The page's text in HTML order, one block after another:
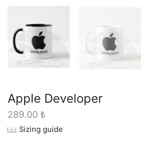
Apple Developer
289.00 ₺
Sizing guide